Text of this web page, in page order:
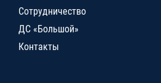
Сотрудничество
ДС «Большой»
Контакты